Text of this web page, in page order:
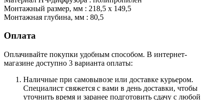
Монтажный размер, мм : 218,5 x 149,5
Монтажная глубина, мм : 80,5
Оплата
Оплачивайте покупки удобным способом. В интернет-
магазине доступно 3 варианта оплаты:
Наличные при самовывозе или доставке курьером.
Специалист свяжется с вами в день доставки, чтобы
уточнить время и заранее подготовить сдачу с любой